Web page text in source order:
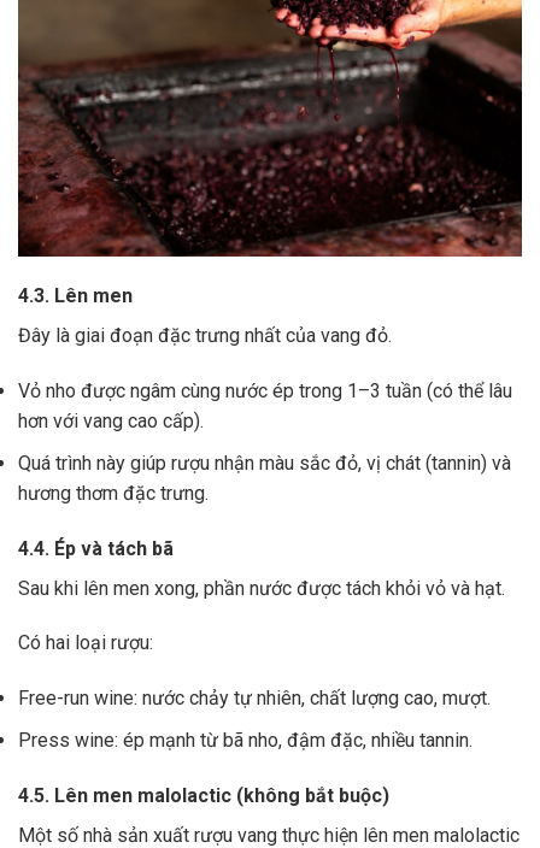
4.3. Lên men
Đây là giai đoạn đặc trưng nhất của vang đỏ.
Vỏ nho được ngâm cùng nước ép trong 1–3 tuần (có thể lâu
hơn với vang cao cấp).
Quá trình này giúp rượu nhận màu sắc đỏ, vị chát (tannin) và
hương thơm đặc trưng.
4.4. Ép và tách bã
Sau khi lên men xong, phần nước được tách khỏi vỏ và hạt.
Có hai loại rượu:
Free-run wine: nước chảy tự nhiên, chất lượng cao, mượt.
Press wine: ép mạnh từ bã nho, đậm đặc, nhiều tannin.
4.5. Lên men malolactic (không bắt buộc)
Một số nhà sản xuất rượu vang thực hiện lên men malolactic